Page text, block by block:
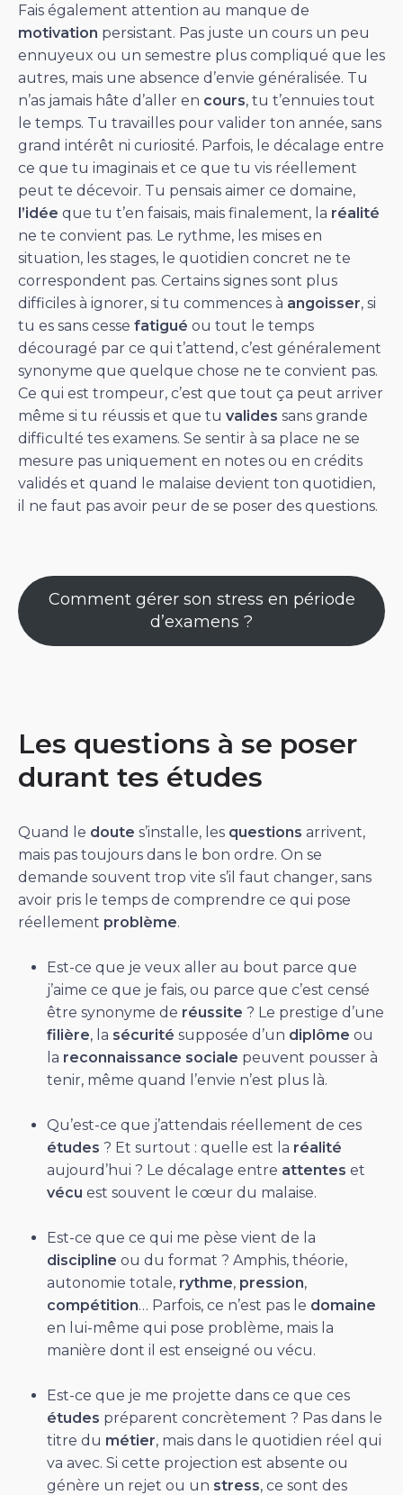
Fais également attention au manque de
motivation persistant. Pas juste un cours un peu
ennuyeux ou un semestre plus compliqué que les
autres, mais une absence d’envie généralisée. Tu
n’as jamais hâte d’aller en cours, tu t’ennuies tout
le temps. Tu travailles pour valider ton année, sans
grand intérêt ni curiosité. Parfois, le décalage entre
ce que tu imaginais et ce que tu vis réellement
peut te décevoir. Tu pensais aimer ce domaine,
l’idée que tu t’en faisais, mais finalement, la réalité
ne te convient pas. Le rythme, les mises en
situation, les stages, le quotidien concret ne te
correspondent pas. Certains signes sont plus
difficiles à ignorer, si tu commences à angoisser, si
tu es sans cesse fatigué ou tout le temps
découragé par ce qui t’attend, c’est généralement
synonyme que quelque chose ne te convient pas.
Ce qui est trompeur, c’est que tout ça peut arriver
même si tu réussis et que tu valides sans grande
difficulté tes examens. Se sentir à sa place ne se
mesure pas uniquement en notes ou en crédits
validés et quand le malaise devient ton quotidien,
il ne faut pas avoir peur de se poser des questions.
Comment gérer son stress en période
d’examens ?
Les questions à se poser
durant tes études
Quand le doute s’installe, les questions arrivent,
mais pas toujours dans le bon ordre. On se
demande souvent trop vite s’il faut changer, sans
avoir pris le temps de comprendre ce qui pose
réellement problème.
Est-ce que je veux aller au bout parce que
j’aime ce que je fais, ou parce que c’est censé
être synonyme de réussite ? Le prestige d’une
filière, la sécurité supposée d’un diplôme ou
la reconnaissance sociale peuvent pousser à
tenir, même quand l’envie n’est plus là.
Qu’est-ce que j’attendais réellement de ces
études ? Et surtout : quelle est la réalité
aujourd’hui ? Le décalage entre attentes et
vécu est souvent le cœur du malaise.
Est-ce que ce qui me pèse vient de la
discipline ou du format ? Amphis, théorie,
autonomie totale, rythme, pression,
compétition… Parfois, ce n’est pas le domaine
en lui-même qui pose problème, mais la
manière dont il est enseigné ou vécu.
Est-ce que je me projette dans ce que ces
études préparent concrètement ? Pas dans le
titre du métier, mais dans le quotidien réel qui
va avec. Si cette projection est absente ou
génère un rejet ou un stress, ce sont des